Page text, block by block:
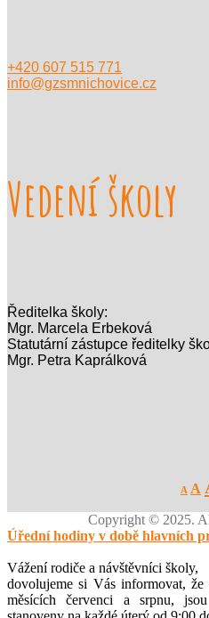
+420 607 515 771
info@gzsmnichovice.cz
Vedení školy
Ředitelka školy:
Mgr. Marcela Erbeková
Statutární zástupce ředitelky
Mgr. Petra Kaprálková
Afont
A
Copyright © 2025.
Úřední hodiny v době hlavních
Vážení rodiče a návštěvníci školy,
dovolujeme si Vás informovat,
měsících červenci a srpnu,